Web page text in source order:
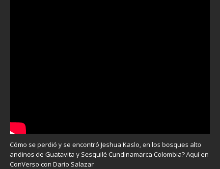
Cómo se perdió y se encontró Jeshua Kaslo, en los bosques alto
andinos de Guatavita y Sesquilé Cundinamarca Colombia? Aquí en
ConVerso con Dario Salazar